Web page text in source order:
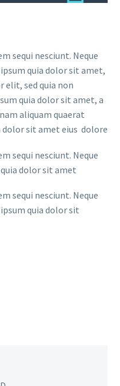
sequi nesciunt. Neque
quia dolor sit amet,
elit, sed quia non
quia dolor sit amet, a
aliquam quaerat
sit amet eius dolore
sequi nesciunt. Neque
dolor sit amet
sequi nesciunt. Neque
quia dolor sit